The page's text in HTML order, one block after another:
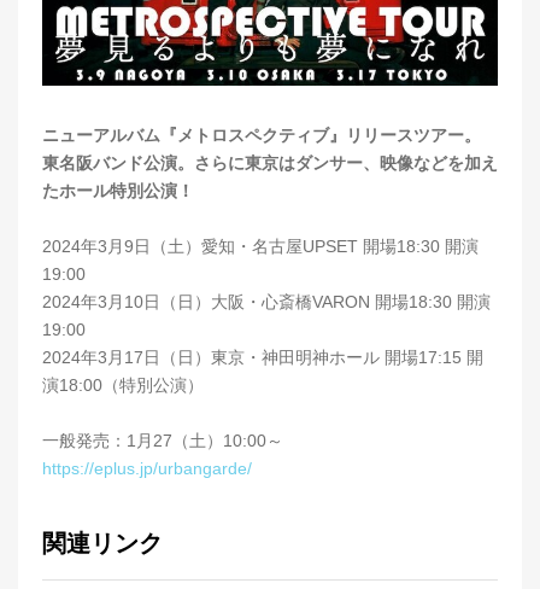
ニューアルバム『メトロスペクティブ』リリースツアー。
東名阪バンド公演。さらに東京はダンサー、映像などを加え
たホール特別公演！
2024年3月9日（土）愛知・名古屋UPSET 開場18:30 開演
19:00
2024年3月10日（日）大阪・心斎橋VARON 開場18:30 開演
19:00
2024年3月17日（日）東京・神田明神ホール 開場17:15 開
演18:00（特別公演）
一般発売：1月27（土）10:00～
https://eplus.jp/urbangarde/
関連リンク